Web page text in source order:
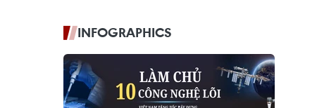
INFOGRAPHICS